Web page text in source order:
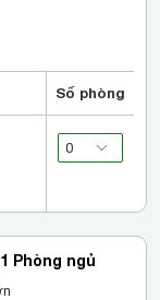
Số phòng
Phòng ngủ